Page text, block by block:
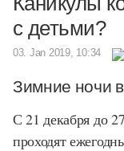
с детьми?
03. Jan 2019, 10:34
Зимние ночи
С 21 декабря до
проходят